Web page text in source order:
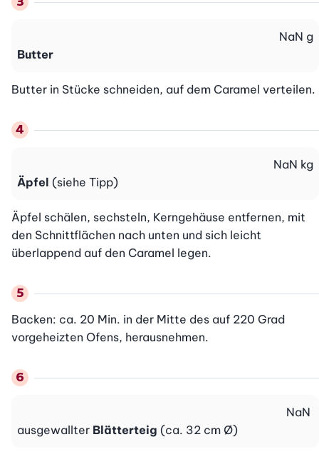
Butter
NaN g
Butter in Stücke schneiden, auf dem Caramel verteilen.
Äpfel (siehe Tipp)
NaN kg
Äpfel schälen, sechsteln, Kerngehäuse entfernen, mit
den Schnittflächen nach unten und sich leicht
überlappend auf den Caramel legen.
Backen: ca. 20 Min. in der Mitte des auf 220 Grad
vorgeheizten Ofens, herausnehmen.
ausgewallter Blätterteig (ca. 32 cm Ø)
NaN